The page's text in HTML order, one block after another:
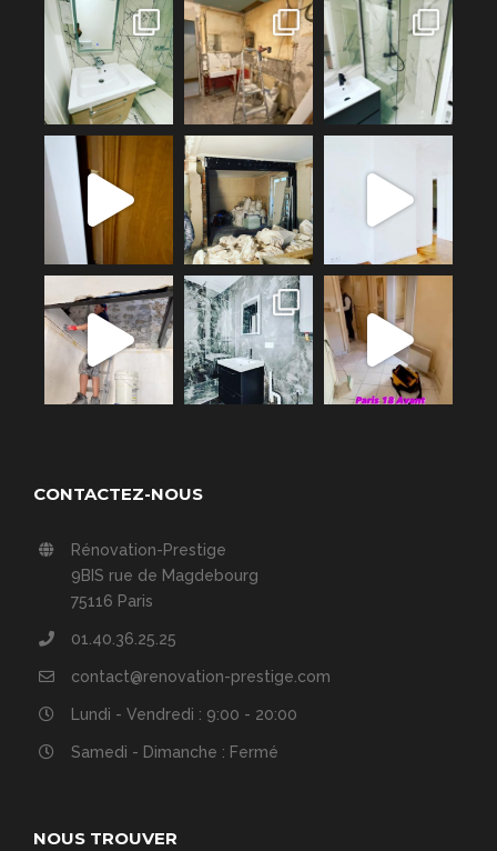
CONTACTEZ-NOUS
Rénovation-Prestige
9BIS rue de Magdebourg
75116 Paris
01.40.36.25.25
contact@renovation-prestige.com
Lundi - Vendredi : 9:00 - 20:00
Samedi - Dimanche : Fermé
NOUS TROUVER